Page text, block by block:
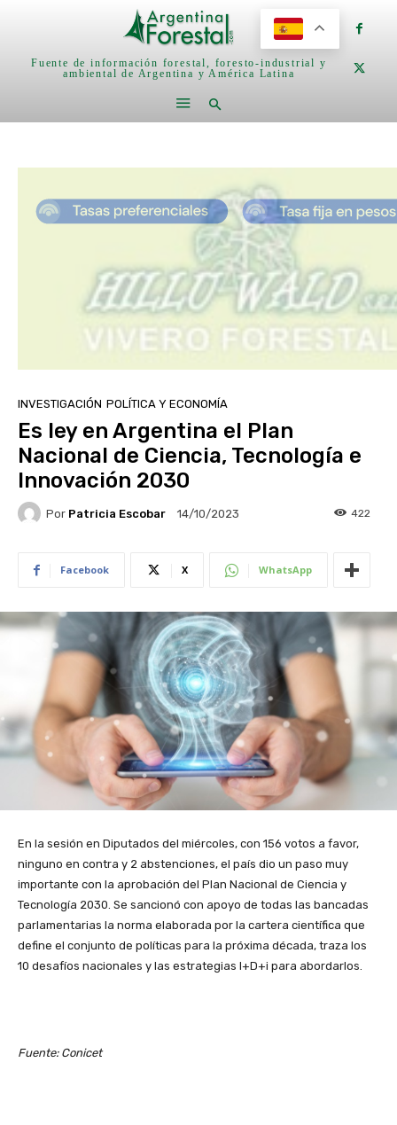
Fuente de información forestal, foresto-industrial y
ambiental de Argentina y América Latina
INVESTIGACIÓN POLÍTICA Y ECONOMÍA
Es ley en Argentina el Plan
Nacional de Ciencia, Tecnología e
Innovación 2030
Por Patricia Escobar 14/10/2023 422
Facebook X WhatsApp
En la sesión en Diputados del miércoles, con 156 votos a favor,
ninguno en contra y 2 abstenciones, el país dio un paso muy
importante con la aprobación del Plan Nacional de Ciencia y
Tecnología 2030. Se sancionó con apoyo de todas las bancadas
parlamentarias la norma elaborada por la cartera científica que
define el conjunto de políticas para la próxima década, traza los
10 desafíos nacionales y las estrategias I+D+i para abordarlos.
Fuente: Conicet